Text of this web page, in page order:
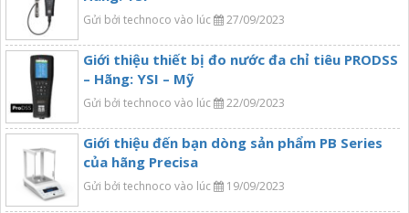
Gửi bởi technoco vào lúc 27/09/2023
Giới thiệu thiết bị đo nước đa chỉ tiêu PRODSS
– Hãng: YSI – Mỹ
Gửi bởi technoco vào lúc 22/09/2023
Giới thiệu đến bạn dòng sản phẩm PB Series
của hãng Precisa
Gửi bởi technoco vào lúc 19/09/2023